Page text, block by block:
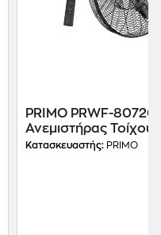
PRIMO PRWF-80720
Ανεμιστήρας Τοίχου
45 cm
Κατασκευαστής: PRIMO